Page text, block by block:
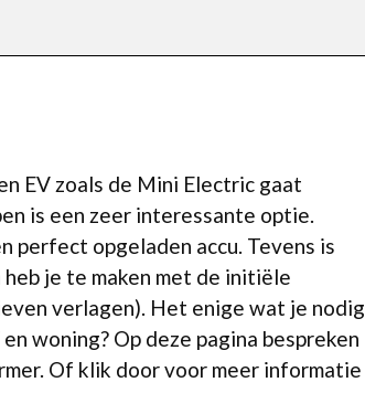
EV zoals de Mini Electric gaat
is een zeer interessante optie.
perfect opgeladen accu. Tevens is
je te maken met de initiële
verlagen). Het enige wat je nodig
woning? Op deze pagina bespreken
Of klik door voor meer informatie